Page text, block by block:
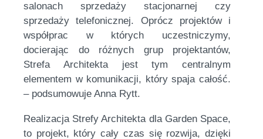
salonach sprzedaży stacjonarnej czy
sprzedaży telefonicznej. Oprócz projektów i
współprac w których uczestniczymy,
docierając do różnych grup projektantów,
Strefa Architekta jest tym centralnym
elementem w komunikacji, który spaja całość.
– podsumowuje Anna Rytt.
Realizacja Strefy Architekta dla Garden Space,
to projekt, który cały czas się rozwija, dzięki